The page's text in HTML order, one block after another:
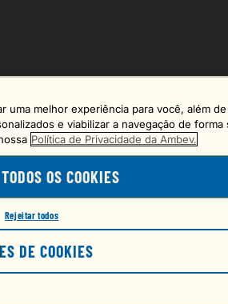
uma melhor experiência para você, além de
e viabilizar a navegação de forma
Política de Privacidade da Ambev.
OS COOKIES
Rejeitar todos
DE COOKIES